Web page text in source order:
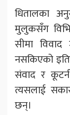
धितालका
मुलुकसँग
सीमा
नसकिएको
संवाद र
त्यसलाई
छन्।